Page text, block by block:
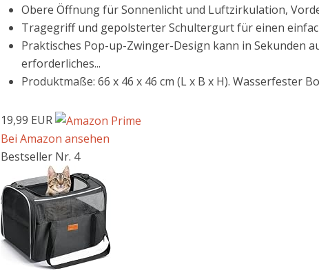
Obere Öffnung für Sonnenlicht und Luftzirkulation,
Tragegriff und gepolsterter Schultergurt für einen
Praktisches Pop-up-Zwinger-Design kann in Sekunden
erforderliches...
Produktmaße: 66 x 46 x 46 cm (L x B x H). Wasserfester
19,99 EUR
Bei Amazon ansehen
Bestseller Nr. 4